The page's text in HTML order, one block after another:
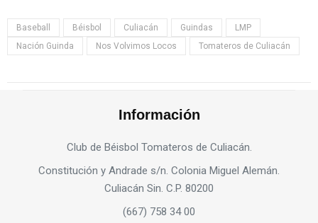
Baseball Béisbol Culiacán Guindas
LMP
Nación Guinda
Nos Volvimos Locos Tomateros de Culiacán
Información
Club de Béisbol Tomateros de Culiacán.
Constitución y Andrade s/n. Colonia Miguel Alemán.
Culiacán Sin. C.P. 80200
(667) 758 34 00